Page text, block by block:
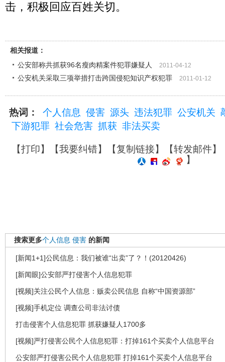
击，积极回应百姓关切。
相关报道：
公安部称共抓获96名瘦肉精案件犯罪嫌疑人
2011-04-12
公安机关采取三项举措打击跨国侵犯知识产权犯罪 2011-01-12
热词： 个人信息 侵害 源头 违法犯罪 公安机关
下游犯罪 社会危害 抓获 非法买卖
【打印】【我要纠错】【复制链接】【转发邮件】
】
搜索更多个人信息 侵害 的新闻
[新闻1+1]公民信息：我们被谁“出卖”了？！(20120426)
[新闻眼]公安部严打侵害个人信息犯罪
[视频]关注公民个人信息：贩卖公民信息 自称“中国资源部”
[视频]手机定位 调查公司非法讨债
打击侵害个人信息犯罪 抓获嫌疑人1700多
[视频]严打侵害公民个人信息犯罪：打掉161个买卖个人信息平台
公安部严打侵害公民个人信息犯罪 打掉161个买卖个人信息平台